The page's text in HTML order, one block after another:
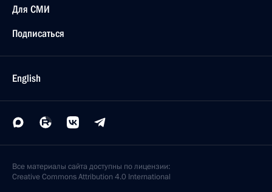
Для СМИ
Подписаться
English
Все материалы сайта доступны по лицензии:
Creative Commons Attribution 4.0 International